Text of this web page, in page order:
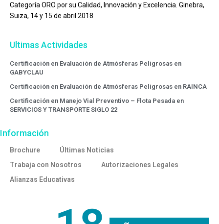
Categoría ORO por su Calidad, Innovación y Excelencia. Ginebra,
Suiza, 14 y 15 de abril 2018
Ultimas Actividades
Certificación en Evaluación de Atmósferas Peligrosas en
GABYCLAU
Certificación en Evaluación de Atmósferas Peligrosas en RAINCA
Certificación en Manejo Vial Preventivo – Flota Pesada en
SERVICIOS Y TRANSPORTE SIGLO 22
Información
Brochure
Últimas Noticias
Trabaja con Nosotros
Autorizaciones Legales
Alianzas Educativas